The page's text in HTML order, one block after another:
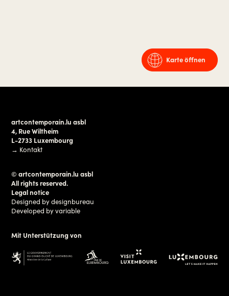
Karte öffnen
artcontemporain.lu asbl
4, Rue Wiltheim
L-2733 Luxembourg
→ Kontakt
© artcontemporain.lu asbl
All rights reserved.
Legal notice
Designed bydesignbureau
Developed byvariable
Mit Unterstützung von